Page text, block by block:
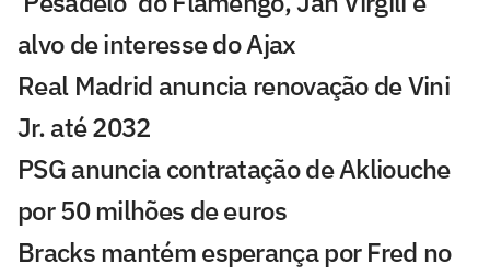
alvo de interesse do Ajax
Real Madrid anuncia renovação de Vini
Jr. até 2032
PSG anuncia contratação de Akliouche
por 50 milhões de euros
Bracks mantém esperança por Fred no